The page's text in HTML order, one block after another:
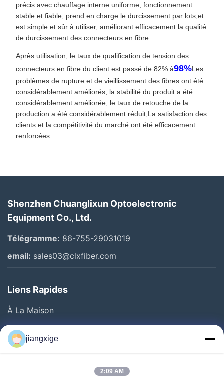
précis avec chauffage interne uniforme, fonctionnement
stable et fiable, prend en charge le durcissement par lots,et
est simple et sûr à utiliser, améliorant efficacement la qualité
de durcissement des connecteurs en fibre.
Après utilisation, le taux de qualification de tension des
connecteurs en fibre du client est passé de 82% à98%Les
problèmes de rupture et de vieillissement des fibres ont été
considérablement améliorés, la stabilité du produit a été
considérablement améliorée, le taux de retouche de la
production a été considérablement réduit,La satisfaction des
clients et la compétitivité du marché ont été efficacement
renforcées..
Shenzhen Chuanglixun Optoelectronic
Equipment Co., Ltd.
Télégramme: 86-755-29031019
email: sales03@clxfiber.com
Liens Rapides
À La Maison
Produits
À Propos De Nous
jiangxige
2:09 AM